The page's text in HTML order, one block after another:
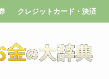
クレジットカード・決済